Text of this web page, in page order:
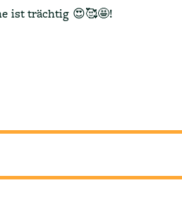
ist trächtig 😍🥰🤩!